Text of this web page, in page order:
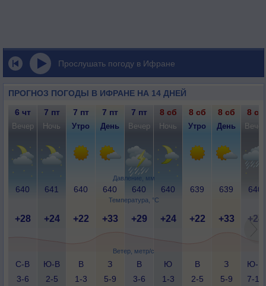
Прослушать погоду в Ифране
ПРОГНОЗ ПОГОДЫ В ИФРАНЕ НА 14 ДНЕЙ
Давление, мм
Температура, °C
Ветер, метр/с
6 чт 7 пт 7 пт 7 пт 7 пт 8 сб 8 сб 8 сб 8 сб
Вечер Ночь Утро День Вечер Ночь Утро День Вечер
640 641 640 640 640 640 639 639 640
+28 +24 +22 +33 +29 +24 +22 +33 +24
С-В
3-6
Ю-В
2-5
В
1-3
З
5-9
В
3-6
Ю
1-3
В
2-5
З
5-9
Ю-В
7-12